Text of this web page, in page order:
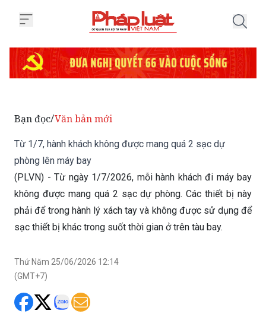
Từ 1/7, hành khách không được mang quá 2 sạc dự
(PLVN) - Từ ngày 1/7/2026, mỗi hành khách đi máy bay
không được mang quá 2 sạc dự phòng. Các thiết bị này
phải để trong hành lý xách tay và không được sử dụng để
sạc thiết bị khác trong suốt thời gian ở trên tàu bay.
Thứ Năm 25/06/2026 12:14
Cục Hàng không Việt Nam vừa ban hành chỉ